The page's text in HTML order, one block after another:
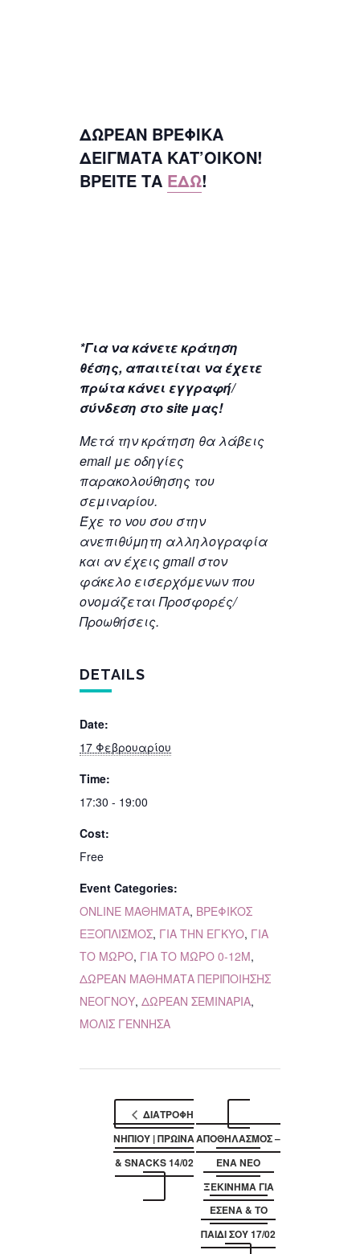
ΔΩΡΕΑΝ ΒΡΕΦΙΚΑ
ΔΕΙΓΜΑΤΑ ΚΑΤ’ΟΙΚΟΝ!
ΒΡΕΙΤΕ ΤΑ ΕΔΩ!
*Για να κάνετε κράτηση
θέσης, απαιτείται να έχετε
πρώτα κάνει εγγραφή/
σύνδεση στο site μας!
Μετά την κράτηση θα λάβεις
email με οδηγίες
παρακολούθησης του
σεμιναρίου.
Έχε το νου σου στην
ανεπιθύμητη αλληλογραφία
και αν έχεις gmail στον
φάκελο εισερχόμενων που
ονομάζεται Προσφορές/
Προωθήσεις.
DETAILS
Date:
17 Φεβρουαρίου
Time:
17:30 - 19:00
Cost:
Free
Event Categories:
ONLINE ΜΑΘΗΜΑΤΑ, ΒΡΕΦΙΚΟΣ
ΕΞΟΠΛΙΣΜΟΣ, ΓΙΑ ΤΗΝ ΕΓΚΥΟ, ΓΙΑ
ΤΟ ΜΩΡΟ, ΓΙΑ ΤΟ ΜΩΡΟ 0-12Μ,
ΔΩΡΕΑΝ ΜΑΘΗΜΑΤΑ ΠΕΡΙΠΟΙΗΣΗΣ
ΝΕΟΓΝΟΥ, ΔΩΡΕΑΝ ΣΕΜΙΝΑΡΙΑ,
ΜΟΛΙΣ ΓΕΝΝΗΣΑ
ΔΙΑΤΡΟΦΗ
ΝΗΠΙΟΥ | ΠΡΩΙΝΆ
& SNACKS 14/02
ΑΠΟΘΗΛΑΣΜΟΣ –
ΈΝΑ ΝΈΟ
ΞΕΚΊΝΗΜΑ ΓΙΑ
ΕΣΈΝΑ & ΤΟ
ΠΑΙΔΊ ΣΟΥ 17/02